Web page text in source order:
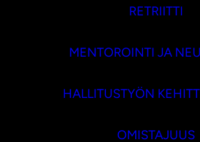
RETRIITTI
MENTOROINTI JA
HALLITUSTYÖN
OMISTAJUUS